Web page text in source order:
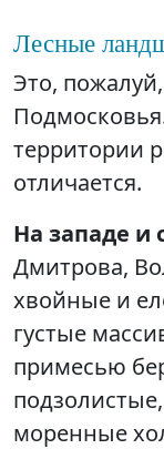
Лесные
Это,
территории
отличается.
На западе и
Дмитрова,
хвойные и
густые
примесью
моренные